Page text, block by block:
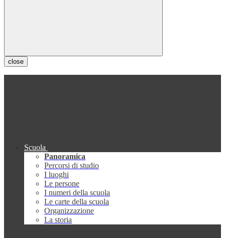
close
Scuola
Panoramica
Percorsi di studio
I luoghi
Le persone
I numeri della scuola
Le carte della scuola
Organizzazione
La storia